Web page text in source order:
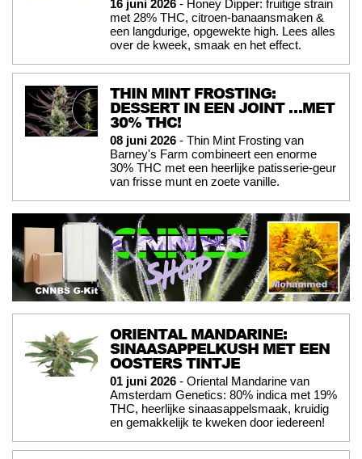
16 juni 2026 - Honey Dipper: fruitige strain
met 28% THC, citroen-banaansmaken &
een langdurige, opgewekte high. Lees alles
over de kweek, smaak en het effect.
THIN MINT FROSTING:
DESSERT IN EEN JOINT …MET
30% THC!
08 juni 2026 - Thin Mint Frosting van
Barney's Farm combineert een enorme
30% THC met een heerlijke patisserie-geur
van frisse munt en zoete vanille.
ORIENTAL MANDARINE:
SINAASAPPELKUSH MET EEN
OOSTERS TINTJE
01 juni 2026 - Oriental Mandarine van
Amsterdam Genetics: 80% indica met 19%
THC, heerlijke sinaasappelsmaak, kruidig
en gemakkelijk te kweken door iedereen!